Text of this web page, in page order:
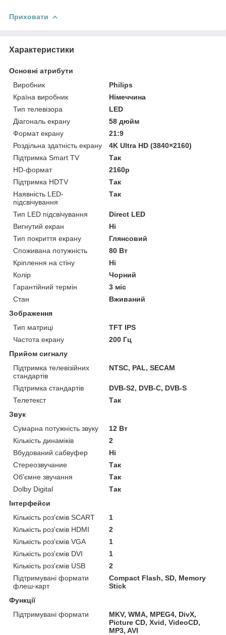
Приховати
Характеристики
Основні атрибути
Виробник
Philips
Країна виробник
Німеччина
Тип телевізора
LED
Діагональ екрану
58 дюйм
Формат екрану
21:9
Роздільна здатність екрану
4K Ultra HD (3840×2160)
Підтримка Smart TV
Так
HD-формат
2160p
Підтримка HDTV
Так
Наявність LED-
підсвічування
Так
Тип LED підсвічування
Direct LED
Вигнутий екран
Ні
Тип покриття екрану
Глянсовий
Споживана потужність
80 Вт
Кріплення на стіну
Ні
Колір
Чорний
Гарантійний термін
3 міс
Стан
Вживаний
Зображення
Тип матриці
TFT IPS
Частота екрану
200 Гц
Прийом сигналу
Підтримка телевізійних
стандартів
NTSC, PAL, SECAM
Підтримка стандартів
DVB-S2, DVB-C, DVB-S
Телетекст
Так
Звук
Сумарна потужність звуку
12 Вт
Кількість динаміків
2
Вбудований сабвуфер
Ні
Стереозвучание
Так
Об'ємне звучання
Так
Dolby Digital
Так
Інтерфейси
Кількість роз'ємів SCART
1
Кількість роз'ємів HDMI
2
Кількість роз'ємів VGA
1
Кількість роз'ємів DVI
1
Кількість роз'ємів USB
2
Підтримувані формати
флеш-карт
Compact Flash, SD, Memory
Stick
Функції
Підтримувані формати
MKV, WMA, MPEG4, DivX,
Picture CD, Xvid, VideoCD,
MP3, AVI